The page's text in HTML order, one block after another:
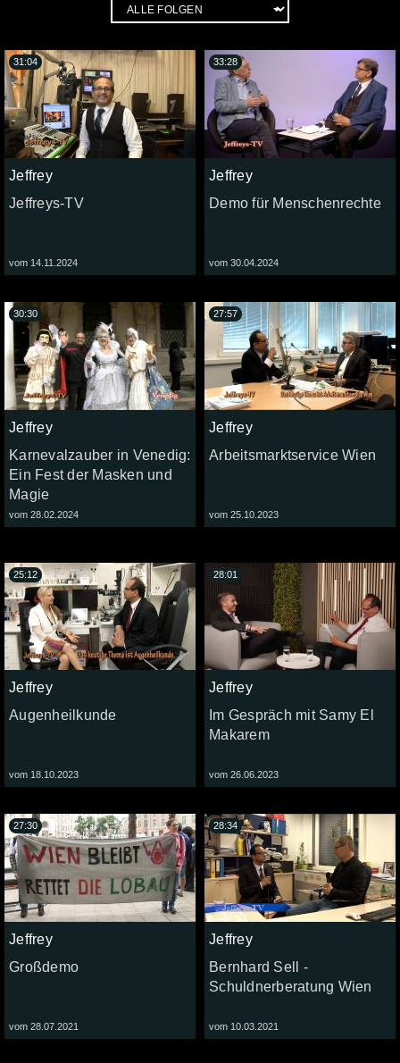
Jeffrey
Jeffreys-TV
vom 14.11.2024
31:04
Jeffrey
Demo für Menschenrechte
vom 30.04.2024
33:28
Jeffrey
Karnevalzauber in Venedig:
Ein Fest der Masken und
Magie
vom 28.02.2024
30:30
Jeffrey
Arbeitsmarktservice Wien
vom 25.10.2023
27:57
Jeffrey
Augenheilkunde
vom 18.10.2023
25:12
Jeffrey
Im Gespräch mit Samy El
Makarem
vom 26.06.2023
28:01
Jeffrey
Großdemo
vom 28.07.2021
27:30
Jeffrey
Bernhard Sell -
Schuldnerberatung Wien
vom 10.03.2021
28:34